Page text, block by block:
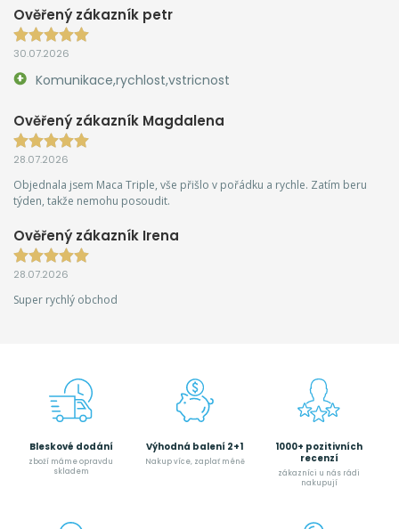
Ověřený zákazník petr
30.07.2026
Komunikace,rychlost,vstricnost
Ověřený zákazník Magdalena
28.07.2026
Objednala jsem Maca Triple, vše přišlo v pořádku a rychle. Zatím beru
týden, takže nemohu posoudit.
Ověřený zákazník Irena
28.07.2026
Super rychlý obchod
Bleskové dodání
zboží máme opravdu
skladem
Výhodná balení 2+1
Nakup více, zaplať méně
1000+ pozitivních
recenzí
zákazníci u nás rádi
nakupují